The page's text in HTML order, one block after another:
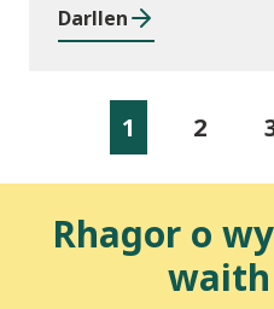
Darllen
1 2
Rhagor o